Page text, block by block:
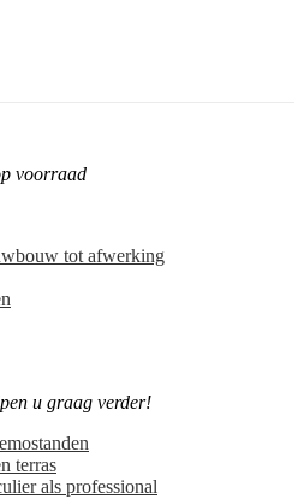
voorraad
tot afwerking
u graag verder!
terras
als professional